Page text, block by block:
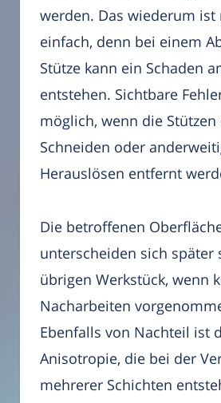
werden. Das wiederum
einfach, denn bei einem
Stütze kann ein Schaden
entstehen. Sichtbare
möglich, wenn die Stützen
Schneiden oder
Herauslösen entfernt
Die betroffenen
unterscheiden sich später
übrigen Werkstück, wenn
Nacharbeiten
Ebenfalls von Nachteil ist
Anisotropie, die bei der
mehrerer Schichten